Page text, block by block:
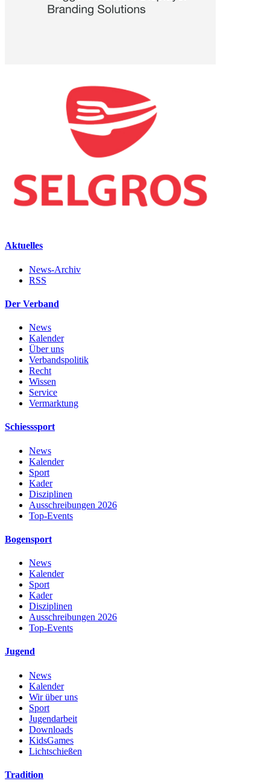
Aktuelles
News-Archiv
RSS
Der Verband
News
Kalender
Über uns
Verbandspolitik
Recht
Wissen
Service
Vermarktung
Schiesssport
News
Kalender
Sport
Kader
Disziplinen
Ausschreibungen 2026
Top-Events
Bogensport
News
Kalender
Sport
Kader
Disziplinen
Ausschreibungen 2026
Top-Events
Jugend
News
Kalender
Wir über uns
Sport
Jugendarbeit
Downloads
KidsGames
Lichtschießen
Tradition